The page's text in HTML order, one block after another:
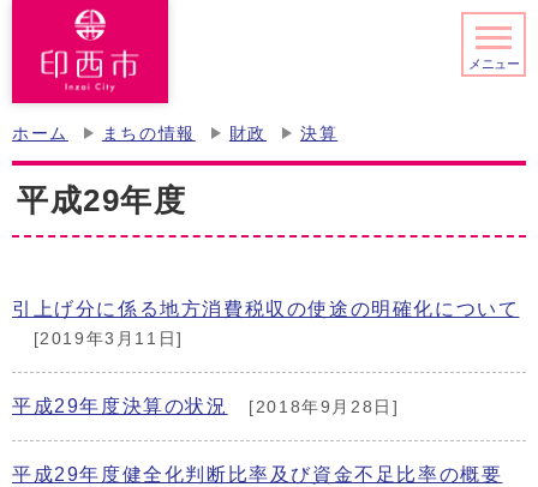
メニュー
ホーム まちの情報 財政 決算
平成29年度
引上げ分に係る地方消費税収の使途の明確化について
[2019年3月11日]
平成29年度決算の状況 [2018年9月28日]
平成29年度健全化判断比率及び資金不足比率の概要